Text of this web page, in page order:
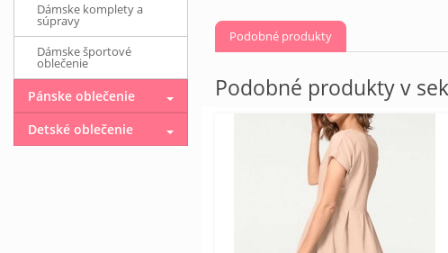
Podobné produkty
Podobné produkty v
Dámske komplety a
súpravy
Dámske športové
oblečenie
Pánske oblečenie
Detské oblečenie